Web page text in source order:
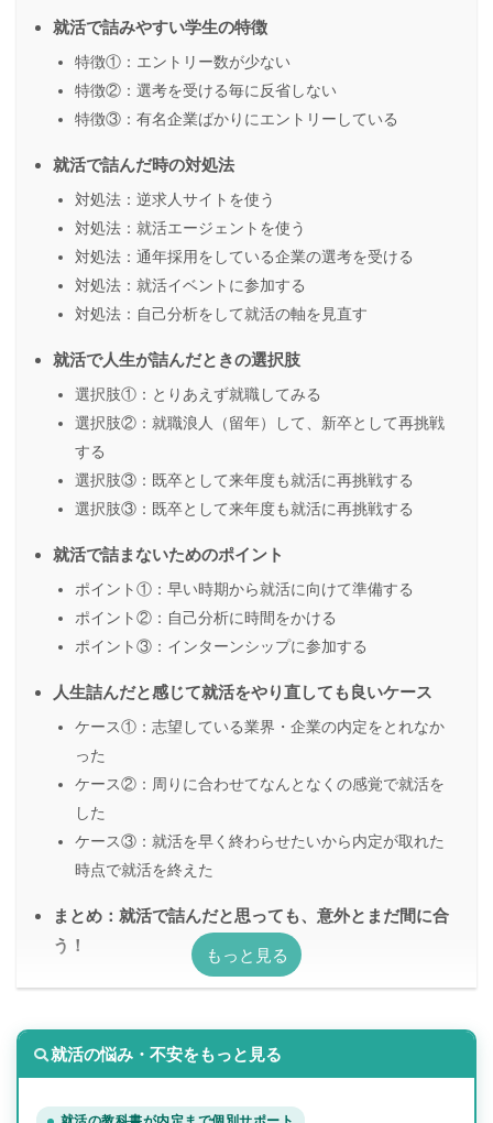
就活で詰みやすい学生の特徴
特徴①：エントリー数が少ない
特徴②：選考を受ける毎に反省しない
特徴③：有名企業ばかりにエントリーしている
就活で詰んだ時の対処法
対処法：逆求人サイトを使う
対処法：就活エージェントを使う
対処法：通年採用をしている企業の選考を受ける
対処法：就活イベントに参加する
対処法：自己分析をして就活の軸を見直す
就活で人生が詰んだときの選択肢
選択肢①：とりあえず就職してみる
選択肢②：就職浪人（留年）して、新卒として再挑戦
する
選択肢③：既卒として来年度も就活に再挑戦する
選択肢③：既卒として来年度も就活に再挑戦する
就活で詰まないためのポイント
ポイント①：早い時期から就活に向けて準備する
ポイント②：自己分析に時間をかける
ポイント③：インターンシップに参加する
人生詰んだと感じて就活をやり直しても良いケース
ケース①：志望している業界・企業の内定をとれなか
った
ケース②：周りに合わせてなんとなくの感覚で就活を
した
ケース③：就活を早く終わらせたいから内定が取れた
時点で就活を終えた
まとめ：就活で詰んだと思っても、意外とまだ間に合
う！
就活の悩み・不安をもっと見る